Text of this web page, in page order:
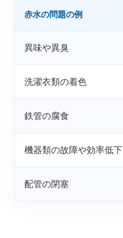
赤水の問題の例
異味や異臭
洗濯衣類の着色
鉄管の腐食
機器類の故障や効率低下
配管の閉塞